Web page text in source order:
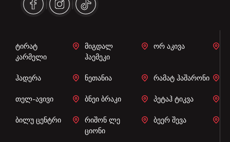
ტირატ
კარმელი
მიგდალ
ჰაემეკი
ორ აკივა
ჰადერა ნეთანია რამატ ჰაშარონი
თელ-ავივი ბნეი ბრაკი პეტაჰ ტიკვა
ბილუ ცენტრი
რიშონ ლე
ციონი
ბეერ შევა